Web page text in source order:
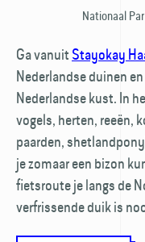
Nationaal
Ga vanuit Stayokay
Nederlandse duinen
Nederlandse kust. In
vogels, herten, reeën,
paarden,
je zomaar een bizon
fietsroute je langs de
verfrissende duik is